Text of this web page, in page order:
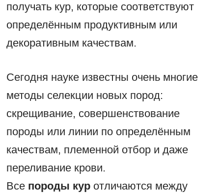
получать кур, которые соответствуют
определённым продуктивным или
декоративным качествам.
Сегодня науке известны очень многие
методы селекции новых пород:
скрещивание, совершенствование
породы или линии по определённым
качествам, племенной отбор и даже
переливание крови.
Все породы куротличаются между